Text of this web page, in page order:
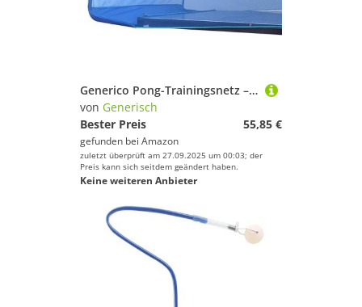
Generico Pong-Trainingsnetz – faltbares Netz für das Sammeln von Tennisbällen – Übungswerkzeug für einen Trainingsroboter, Service oder Multi-Ball-Training
von Generisch
Bester Preis
55,85 €
gefunden bei Amazon
zuletzt überprüft am 27.09.2025 um 00:03; der
Preis kann sich seitdem geändert haben.
Keine weiteren Anbieter